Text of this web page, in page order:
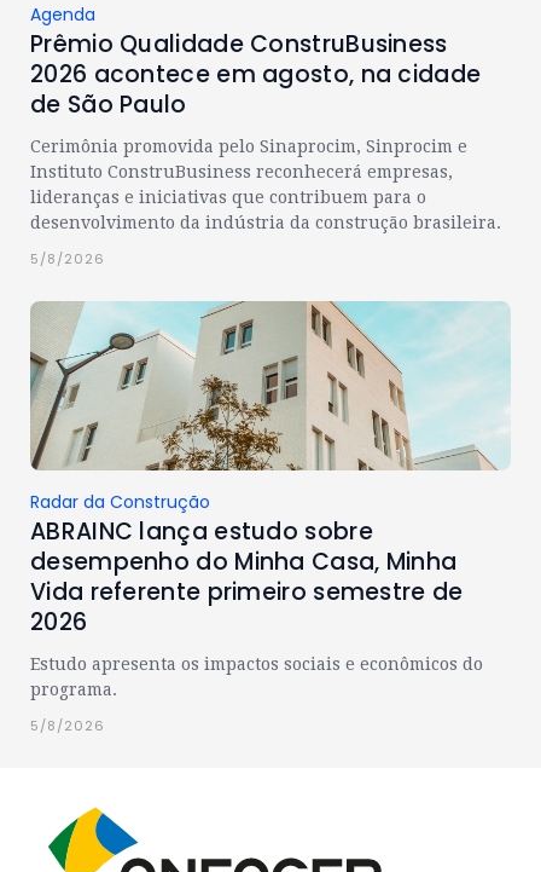
Agenda
Prêmio Qualidade ConstruBusiness
2026 acontece em agosto, na cidade
de São Paulo
Cerimônia promovida pelo Sinaprocim, Sinprocim e
Instituto ConstruBusiness reconhecerá empresas,
lideranças e iniciativas que contribuem para o
desenvolvimento da indústria da construção brasileira.
5/8/2026
Radar da Construção
ABRAINC lança estudo sobre
desempenho do Minha Casa, Minha
Vida referente primeiro semestre de
2026
Estudo apresenta os impactos sociais e econômicos do
programa.
5/8/2026